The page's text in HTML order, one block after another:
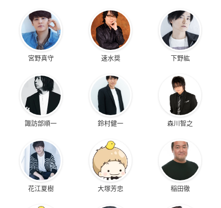
宮野真守 速水奨 下野紘
諏訪部順一 鈴村健一 森川智之
花江夏樹 大塚芳忠 稲田徹